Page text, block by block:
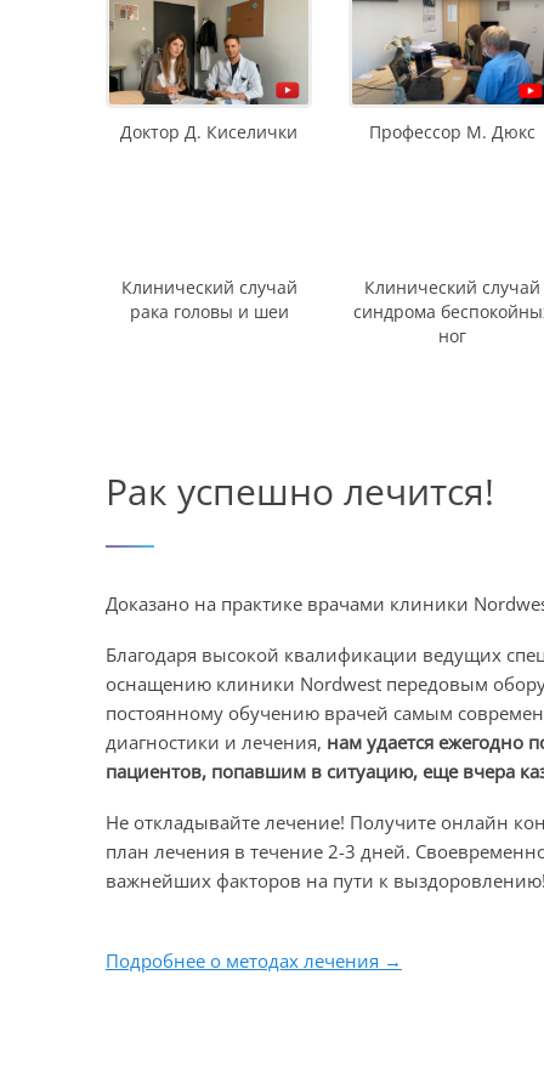
продольная лапаротомия — разрез
таза;
Лапаротомия
Подробнее о процедуре
экстирпация придатков — их
гистерэктомия — удаление матки, при
Удаление матки
Гистерэктомия —
матка. Существуют
Подробнее о процедуре
частичное или полное удаление сальника;
аппендэктомия, которая
злокачественным новообразованием
Доктор Д. Киселички Профессор М. Дюкс
Клинический случай
рака головы и шеи
Клинический случай
синдрома
ног
Рак успешно лечится!
Доказано на практике врачами клиники
Благодаря высокой квалификации ведущих
оснащению клиники Nordwest передовым
постоянному обучению врачей самым
диагностики и лечения, нам удается ежегодно
пациентов, попавшим в ситуацию, еще вчера
Не откладывайте лечение! Получите онлайн
план лечения в течение 2-3 дней.
важнейших факторов на пути к выздоровлению!
Подробнее о методах лечения →